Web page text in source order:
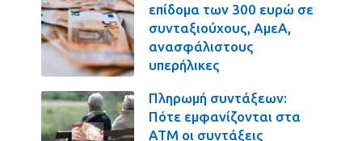
επίδομα των 300 ευρώ σε
συνταξιούχους, ΑμεΑ,
ανασφάλιστους
υπερήλικες
Πληρωμή συντάξεων:
Πότε εμφανίζονται στα
ΑΤΜ οι συντάξεις